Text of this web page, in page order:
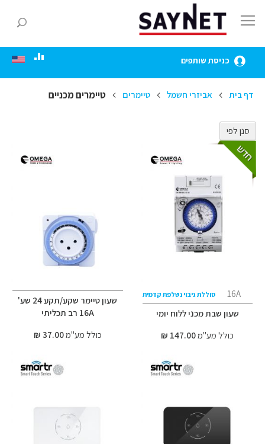
to
Content
כניסת שותפים
דף בית אביזרי חשמל טיימרים טיימרים מכניים
16A סוללת גיבוי נשלפת קדמית
שעון שבת מכני ללוח יומי
כולל מע"מ147.00 ₪
שעון טיימר שקע/תקע 24 שע'
16A רב תכליתי
כולל מע"מ37.00 ₪
סנן לפי